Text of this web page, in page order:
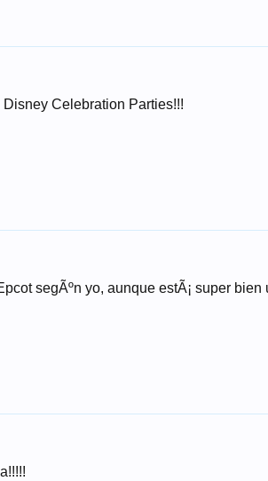
Celebration Parties!!!
segÃºn yo, aunque estÃ¡ super bien